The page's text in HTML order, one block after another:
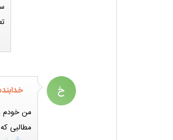
خ
من خودم
مطالبی که میزام